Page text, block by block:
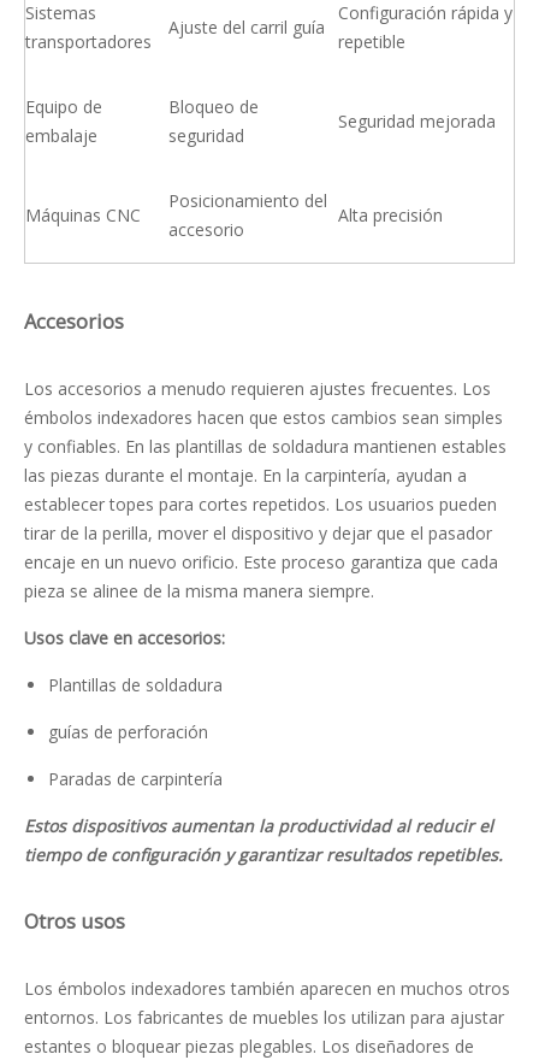
Sistemas
transportadores
Ajuste del carril guía
Configuración rápida y
repetible
Equipo de
embalaje
Bloqueo de
seguridad
Seguridad mejorada
Máquinas CNC
Posicionamiento del
accesorio
Alta precisión
Accesorios
Los accesorios a menudo requieren ajustes frecuentes. Los
émbolos indexadores hacen que estos cambios sean simples
y confiables. En las plantillas de soldadura mantienen estables
las piezas durante el montaje. En la carpintería, ayudan a
establecer topes para cortes repetidos. Los usuarios pueden
tirar de la perilla, mover el dispositivo y dejar que el pasador
encaje en un nuevo orificio. Este proceso garantiza que cada
pieza se alinee de la misma manera siempre.
Usos clave en accesorios:
Plantillas de soldadura
guías de perforación
Paradas de carpintería
Estos dispositivos aumentan la productividad al reducir el
tiempo de configuración y garantizar resultados repetibles.
Otros usos
Los émbolos indexadores también aparecen en muchos otros
entornos. Los fabricantes de muebles los utilizan para ajustar
estantes o bloquear piezas plegables. Los diseñadores de